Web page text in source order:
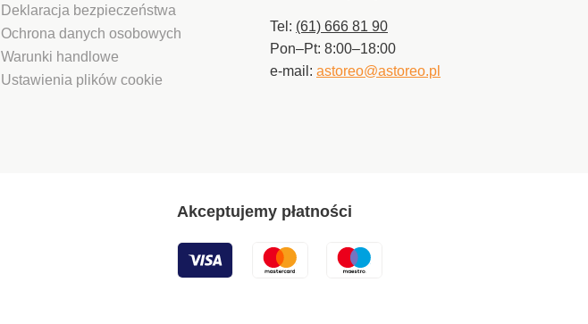
Deklaracja bezpieczeństwa
Ochrona danych osobowych
Warunki handlowe
Ustawienia plików cookie
Tel: (61) 666 81 90
Pon–Pt: 8:00–18:00
e-mail: astoreo@astoreo.pl
Akceptujemy płatności